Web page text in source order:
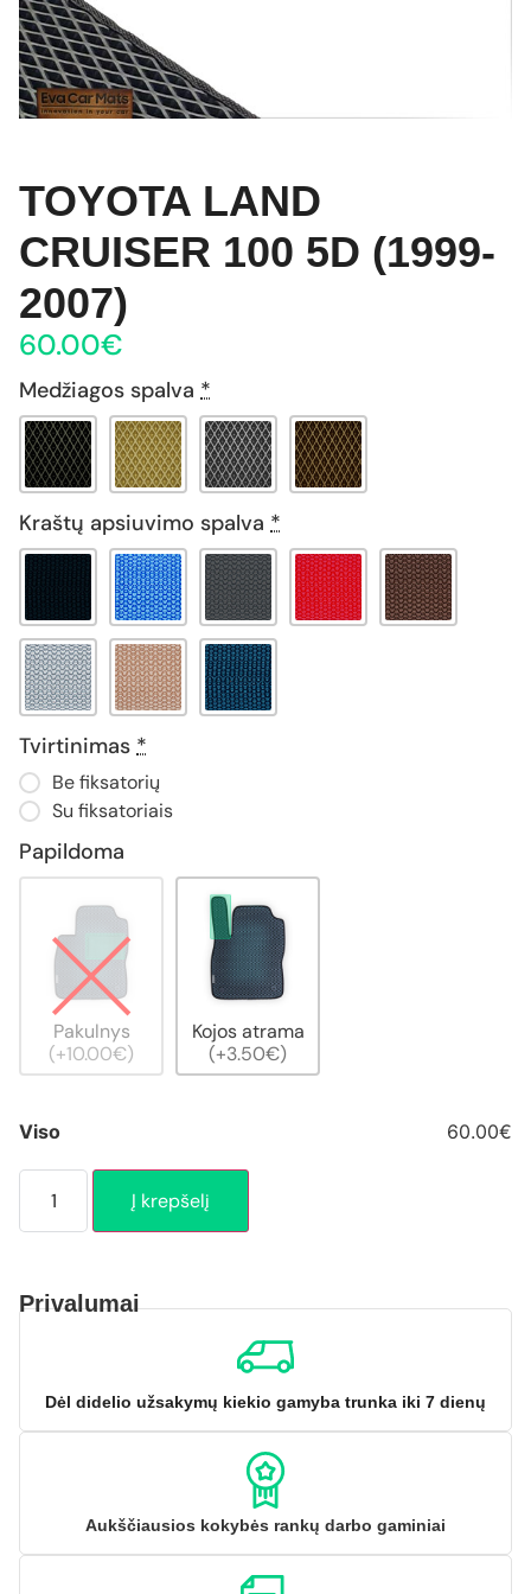
TOYOTA LAND
CRUISER 100 5D (1999-
2007)
60.00€
Medžiagos spalva *
Kraštų apsiuvimo spalva *
Tvirtinimas *
Be fiksatorių
Su fiksatoriais
Papildoma
Pakulnys
(+10.00€)
Kojos atrama
(+3.50€)
Viso 60.00€
Į krepšelį
Privalumai
Dėl didelio užsakymų kiekio gamyba trunka iki 7 dienų
Aukščiausios kokybės rankų darbo gaminiai